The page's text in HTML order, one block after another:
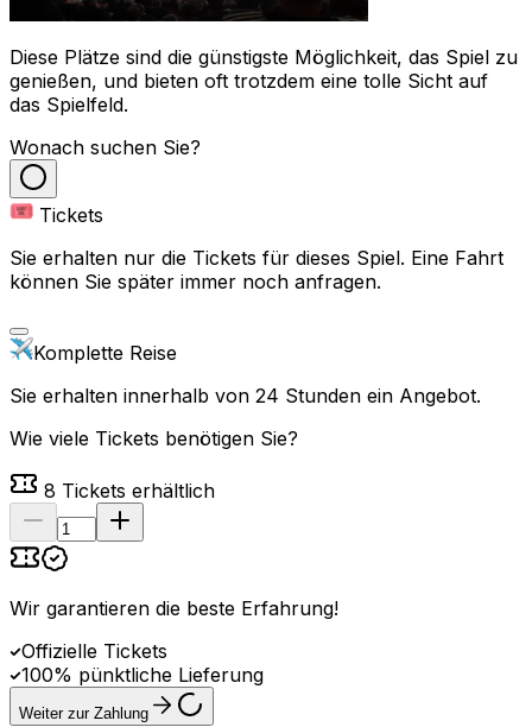
Diese Plätze sind die günstigste Möglichkeit, das Spiel zu
genießen, und bieten oft trotzdem eine tolle Sicht auf
das Spielfeld.
Wonach suchen Sie?
Tickets
Sie erhalten nur die Tickets für dieses Spiel. Eine Fahrt
können Sie später immer noch anfragen.
Komplette Reise
Sie erhalten innerhalb von 24 Stunden ein Angebot.
Wie viele Tickets benötigen Sie?
8 Tickets erhältlich
Wir garantieren die beste Erfahrung!
Offizielle Tickets
100% pünktliche Lieferung
Weiter zur Zahlung